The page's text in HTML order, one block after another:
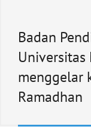
Badan
Universitas
menggelar
Ramadhan